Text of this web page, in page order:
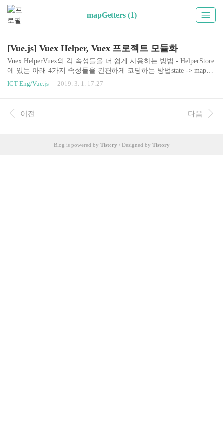
mapGetters (1)
[Vue.js] Vuex Helper, Vuex 프로젝트 모듈화
Vuex HelperVuex의 각 속성들을 더 쉽게 사용하는 방법 - HelperStore
에 있는 아래 4가지 속성들을 간편하게 코딩하는 방법state -> mapSta
tegetters -> mapGettersmutations -> mapMutationsactions -> mapActions
Helper의 사용법helper를 사용하고자 하는 vue 파일에서 아래와 같이
um에 접근하려면 this.$store.state.num 와 같이 접근해야 한다.생소하
게 보이는 mapState앞에 있는 ...은 ES6의 Object Spread Operator이다.
ICT Eng/Vue.js 2019. 3. 1. 17:27
이전 다음
Blog is powered by Tistory / Designed by Tistory